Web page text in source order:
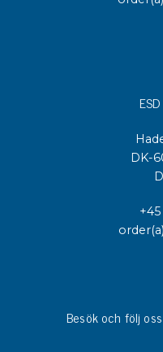
DK-
Besök och följ